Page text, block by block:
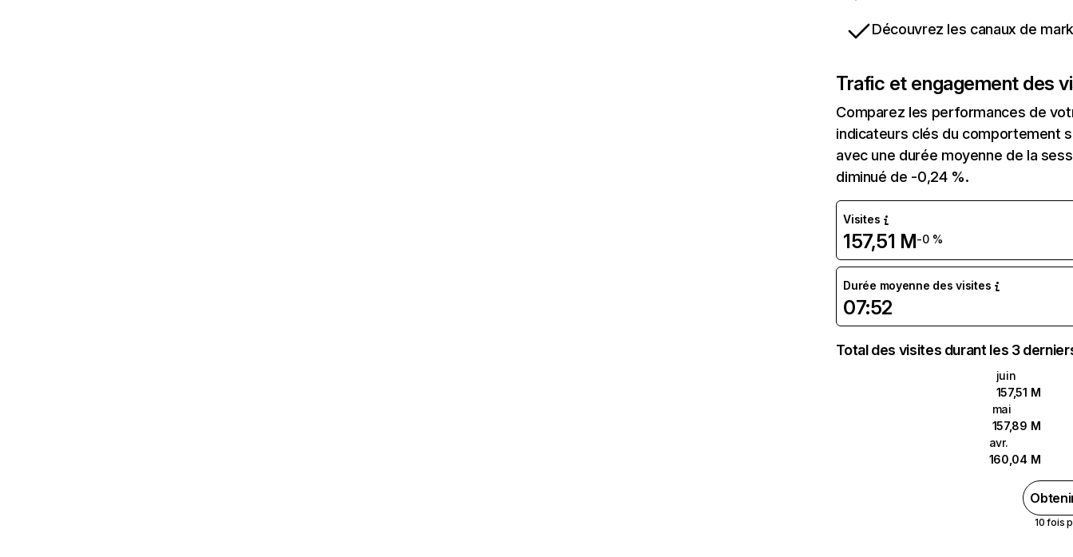
Découvrez les canaux de
Trafic et engagement des
Comparez les performances de
indicateurs clés du comportement
avec une durée moyenne de la
diminué de -0,24 %.
Visites
157,51 M-0 %
Durée moyenne des visites
07:52
Total des visites durant les 3
juin
157,51 M
mai
157,89 M
avr.
160,04 M
10 fois